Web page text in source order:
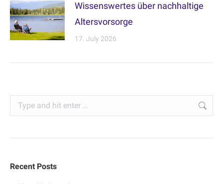
Wissenswertes über nachhaltige
Altersvorsorge
17. July 2026
Search:
Recent Posts